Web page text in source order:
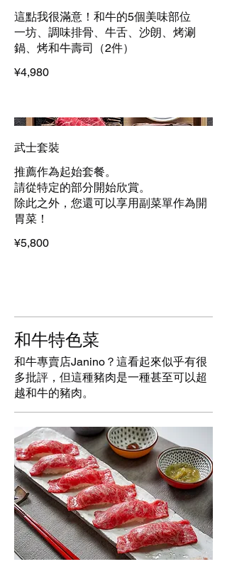
這點我很滿意！和牛的5個美味部位
一坊、調味排骨、牛舌、沙朗、烤涮
鍋、烤和牛壽司（2件）
¥4,980
武士套裝
推薦作為起始套餐。
請從特定的部分開始欣賞。
除此之外，您還可以享用副菜單作為開
胃菜！
¥5,800
和牛特色菜
和牛專賣店Janino？這看起來似乎有很
多批評，但這種豬肉是一種甚至可以超
越和牛的豬肉。